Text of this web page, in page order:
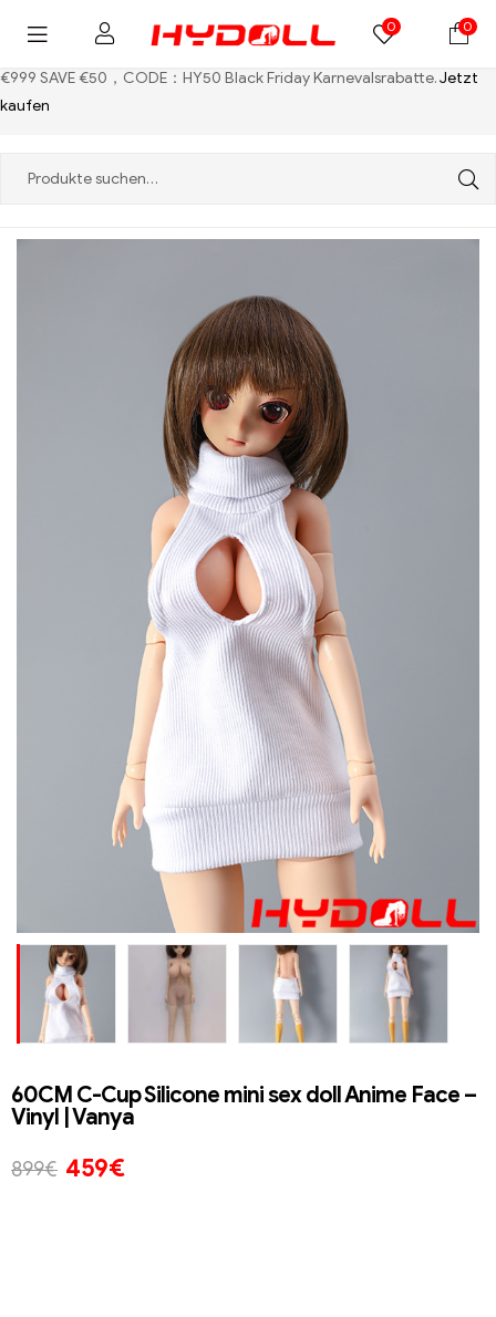
€999 SAVE €50，CODE：HY50 Black Friday Karnevalsrabatte.Jetzt
kaufen
0 0
60CM C-Cup Silicone mini sex doll Anime Face –
Vinyl | Vanya
899€ 459€